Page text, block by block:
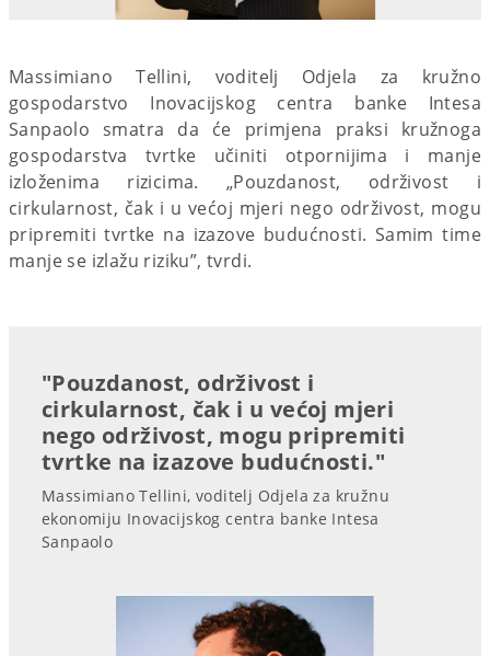
Massimiano Tellini, voditelj Odjela za kružno
gospodarstvo Inovacijskog centra banke Intesa
Sanpaolo smatra da će primjena praksi kružnoga
gospodarstva tvrtke učiniti otpornijima i manje
izloženima rizicima. „Pouzdanost, održivost i
cirkularnost, čak i u većoj mjeri nego održivost, mogu
pripremiti tvrtke na izazove budućnosti. Samim time
manje se izlažu riziku”, tvrdi.
"Pouzdanost, održivost i
cirkularnost, čak i u većoj mjeri
nego održivost, mogu pripremiti
tvrtke na izazove budućnosti."
Massimiano Tellini, voditelj Odjela za kružnu
ekonomiju Inovacijskog centra banke Intesa
Sanpaolo